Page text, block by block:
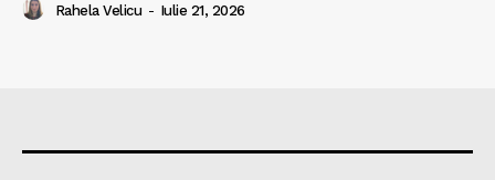
Rahela Velicu - Iulie 21, 2026